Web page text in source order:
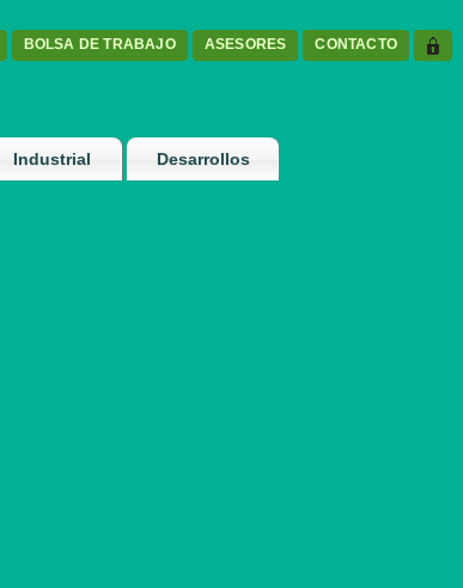
CONTACTO
ASESORES
BOLSA DE TRABAJO
Industrial Desarrollos